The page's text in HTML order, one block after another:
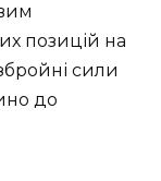
позицій на
сили
до